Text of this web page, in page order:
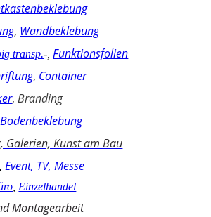
, Wandbeklebung
transp.- Funktionsfolien
, Container
,Branding
Bodenbeklebung
Galerien, Kunst am Bau
,Event, TV, Messe
Einzelhandel
Montagearbeit